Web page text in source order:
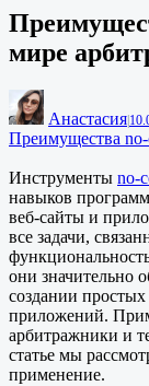
мире
Анастасия
Преимущества
Инструменты no-
навыков
веб-сайты и
все задачи,
они значительно
создании
приложений.
арбитражники и
статье мы
применение.